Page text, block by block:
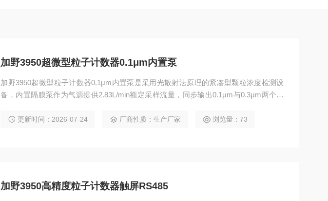
加野3950超微型粒子计数器0.1μm内置泵
加野3950超微型粒子计数器0.1μm内置泵是采用光散射法原理的紧凑型颗粒浓度检测设
备，内置隔膜泵作为气源提供2.83L/min额定采样流量，同步输出0.1μm与0.3μm两个粒
口，可存储10,000条CSV格式记录，适用于半导体设备机台嵌入、洁净室分级管理及高
更新时间：2026-07-24 厂商性质：生产厂家 浏览量：73
加野3950高精度粒子计数器触屏RS485